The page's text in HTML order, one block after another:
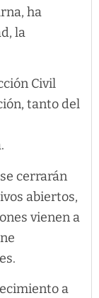
ha
la
Civil
tanto del
cerrarán
abiertos,
vienen a
a